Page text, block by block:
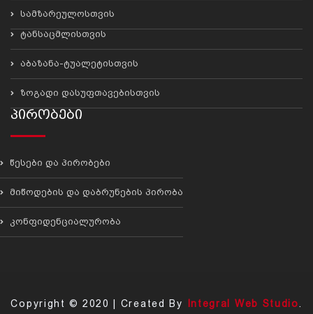
სამზარეულოსთვის
ტანსაცმლისთვის
აბაზანა-ტუალეტისთვის
ზოგადი დასუფთავებისთვის
Პირობები
წესები და პირობები
მიწოდების და დაბრუნების პირობა
კონფიდენციალურობა
Copyright © 2020 | Created By Integral Web Studio